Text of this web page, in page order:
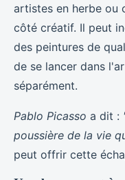
artistes en herbe ou
côté créatif. Il peut
des peintures de
de se lancer dans
séparément.
Pablo Picasso a dit :
poussière de la vie
peut offrir cette